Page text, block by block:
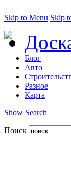
Skip to Menu Skip
Блог
Авто
Разное
Карта
Show Search
Поиск